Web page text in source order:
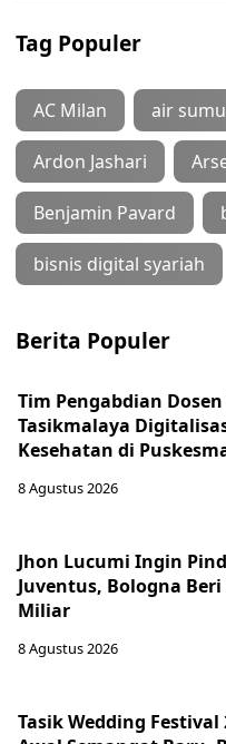
Tag Populer
AC Milan air
Ardon Jashari
Benjamin Pavard
bisnis digital syariah
Berita Populer
Tim Pengabdian
Tasikmalaya
Kesehatan di
8 Agustus 2026
Jhon Lucumi Ingin
Juventus, Bologna Beri
Miliar
8 Agustus 2026
Tasik Wedding Festival